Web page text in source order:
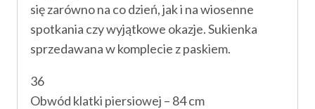
się zarówno na co dzień, jak i na wiosenne
spotkania czy wyjątkowe okazje. Sukienka
sprzedawana w komplecie z paskiem.
36
Obwód klatki piersiowej – 84 cm